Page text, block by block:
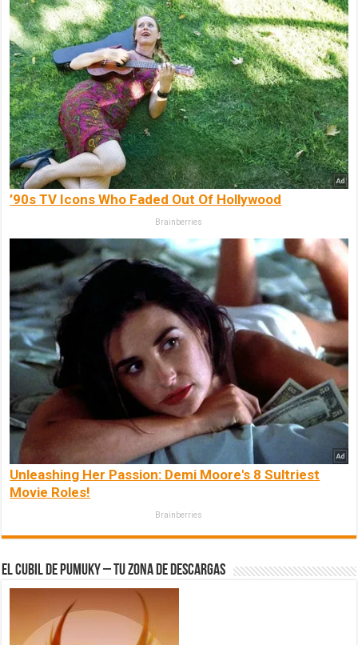
’90s TV Icons Who Faded Out Of Hollywood
Brainberries
Unleashing Her Passion: Demi Moore's 8 Sultriest
Movie Roles!
Brainberries
El Cubil de Pumuky – Tu zona de Descargas